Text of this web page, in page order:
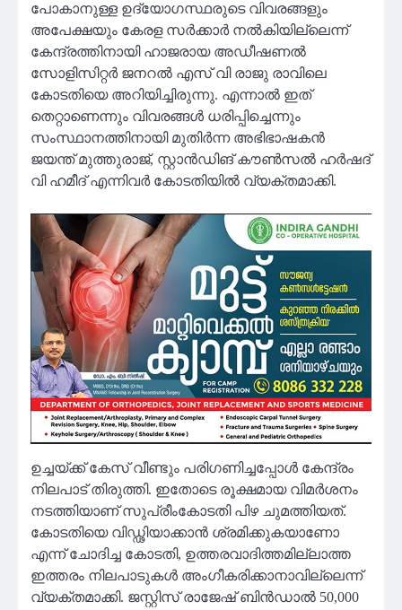
പോകാനുള്ള ഉദ്യോഗസ്ഥരുടെ വിവരങ്ങളും
അപേക്ഷയും കേരള സര്‍ക്കാര്‍ നല്‍കിയില്ലെന്ന്
കേന്ദ്രത്തിനായി ഹാജരായ അഡീഷണല്‍
സോളിസിറ്റര്‍ ജനറല്‍ എസ് വി രാജു രാവിലെ
കോടതിയെ അറിയിച്ചിരുന്നു. എന്നാല്‍ ഇത്
തെറ്റാണെന്നും വിവരങ്ങള്‍ ധരിപ്പിച്ചെന്നും
സംസ്ഥാനത്തിനായി മുതിര്‍ന്ന അഭിഭാഷകന്‍
ജയന്ത് മുത്തുരാജ്, സ്റ്റാന്‍ഡിങ് കൗണ്‍സല്‍ ഹര്‍ഷദ്
വി ഹമീദ് എന്നിവര്‍ കോടതിയില്‍ വ്യക്തമാക്കി.
ഉച്ചയ്ക്ക് കേസ് വീണ്ടും പരിഗണിച്ചപ്പോള്‍ കേന്ദ്രം
നിലപാട് തിരുത്തി. ഇതോടെ രൂക്ഷമായ വിമര്‍ശനം
നടത്തിയാണ് സുപ്രീംകോടതി പിഴ ചുമത്തിയത്.
കോടതിയെ വിഡ്ഢിയാക്കാന്‍ ശ്രമിക്കുകയാണോ
എന്ന് ചോദിച്ച കോടതി, ഉത്തരവാദിത്തമില്ലാത്ത
ഇത്തരം നിലപാടുകള്‍ അംഗീകരിക്കാനാവില്ലെന്ന്
വ്യക്തമാക്കി. ജസ്റ്റിസ് രാജേഷ് ബിന്‍ഡാല്‍ 50,000